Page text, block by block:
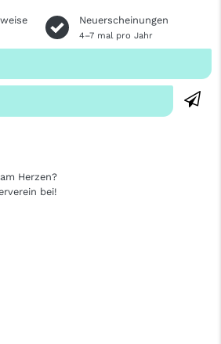
Neuerscheinungen
4–7 mal pro Jahr
Herzen?
bei!